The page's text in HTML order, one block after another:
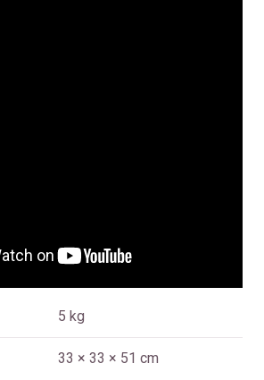
5 kg
33 × 33 × 51 cm